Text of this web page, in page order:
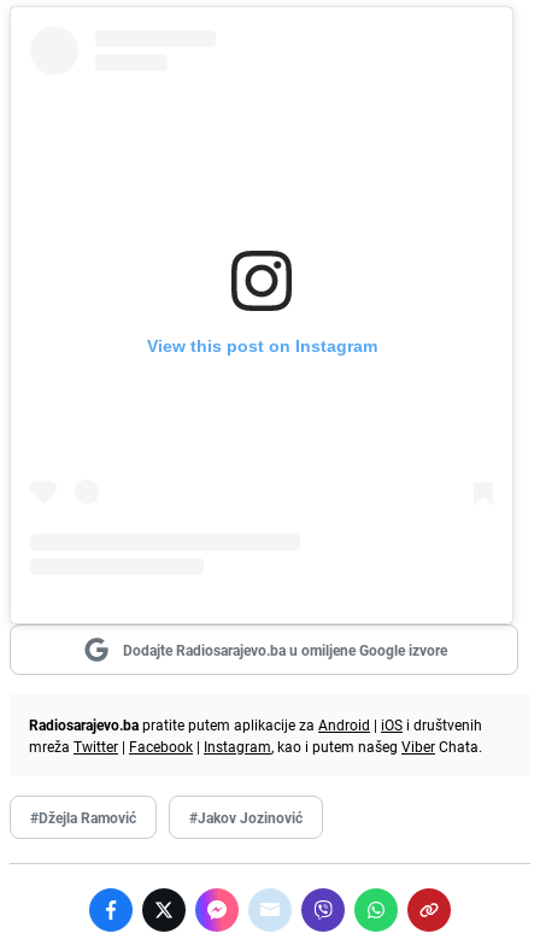
View this post on Instagram
Dodajte Radiosarajevo.ba u omiljene Google izvore
Radiosarajevo.bapratite putem aplikacije za Android | iOS i društvenih
mreža Twitter | Facebook | Instagram, kao i putem našeg ViberChata.
#Džejla Ramović #Jakov Jozinović